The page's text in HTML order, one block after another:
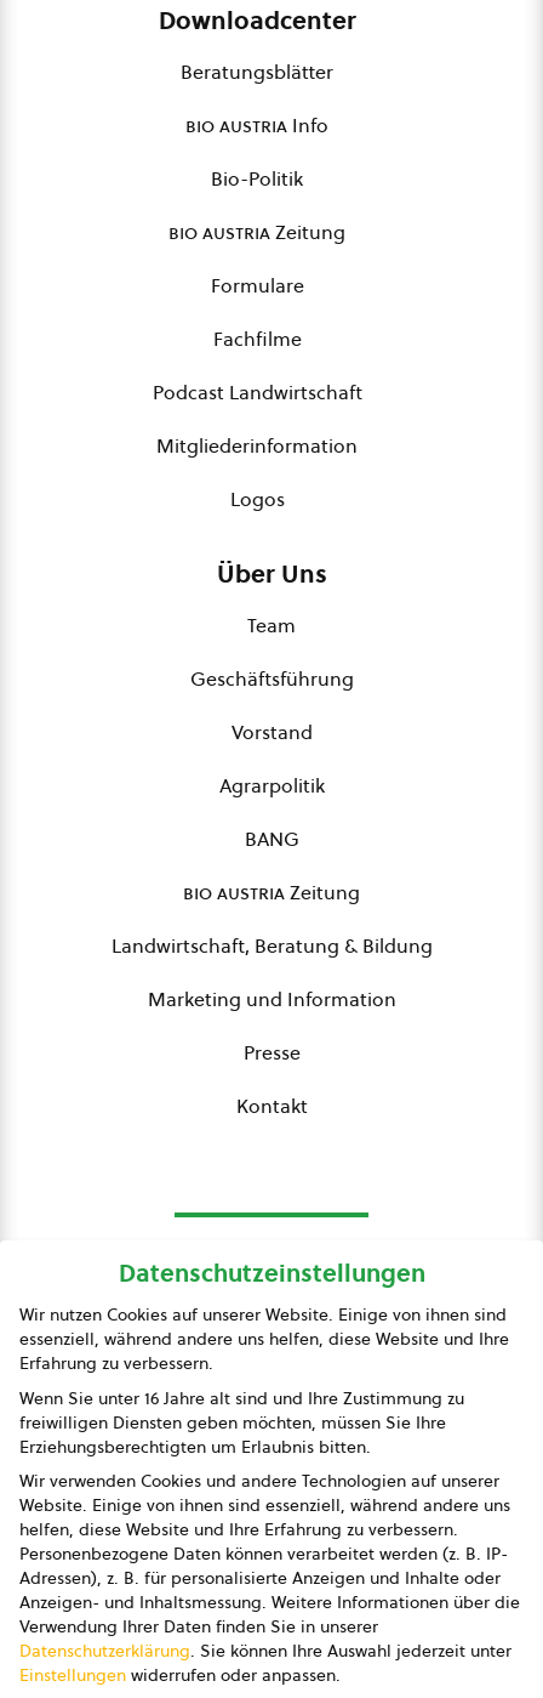
Downloadcenter
Beratungsblätter
bio austria Info
Bio-Politik
bio austriaZeitung
Formulare
Fachfilme
Podcast Landwirtschaft
Mitgliederinformation
Logos
Über Uns
Team
Geschäftsführung
Vorstand
Agrarpolitik
BANG
bio austriaZeitung
Landwirtschaft, Beratung & Bildung
Marketing und Information
Presse
Kontakt
Presse
Impressum
Datenschutz
AGB
AGB Marketing GmbH
AGB Bildung
Newsletter
Datenschutzeinstellungen
Wir nutzen Cookies auf unserer Website. Einige von ihnen sind
essenziell, während andere uns helfen, diese Website und Ihre
Erfahrung zu verbessern.
Wenn Sie unter 16 Jahre alt sind und Ihre Zustimmung zu
freiwilligen Diensten geben möchten, müssen Sie Ihre
Erziehungsberechtigten um Erlaubnis bitten.
Wir verwenden Cookies und andere Technologien auf unserer
Website. Einige von ihnen sind essenziell, während andere uns
helfen, diese Website und Ihre Erfahrung zu verbessern.
Personenbezogene Daten können verarbeitet werden (z. B. IP-
Adressen), z. B. für personalisierte Anzeigen und Inhalte oder
Anzeigen- und Inhaltsmessung. Weitere Informationen über die
Verwendung Ihrer Daten finden Sie in unserer
Datenschutzerklärung. Sie können Ihre Auswahl jederzeit unter
Einstellungen widerrufen oder anpassen.